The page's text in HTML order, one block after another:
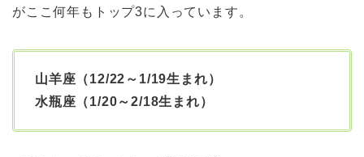
がここ何年もトップ3に入っています。
山羊座（12/22～1/19生まれ）
水瓶座（1/20～2/18生まれ）